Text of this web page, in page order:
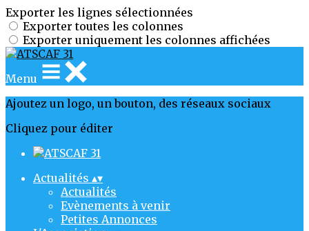
Exporter les lignes sélectionnées
Exporter toutes les colonnes
Exporter uniquement les colonnes affichées
Menu
Ajoutez un logo, un bouton, des réseaux sociaux
Cliquez pour éditer
Actualités ▴▾
Actualités
Evènements à venir
Petites Annonces